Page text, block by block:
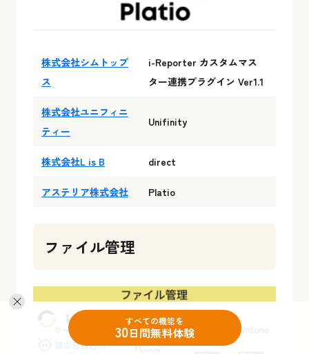
株式会社シムトップ
ス
i-Reporter カスタムマス
ター連携プラグイン Ver1.1
株式会社ユニフィニ
ティー
Unifinity
株式会社L is B direct
アステリア株式会社 Platio
ファイル管理
すべての機能を
30日間無料体験